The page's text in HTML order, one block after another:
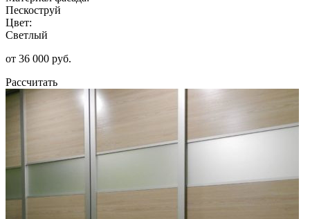
Пескоструй
Цвет:
Светлый
от 36 000 руб.
Рассчитать